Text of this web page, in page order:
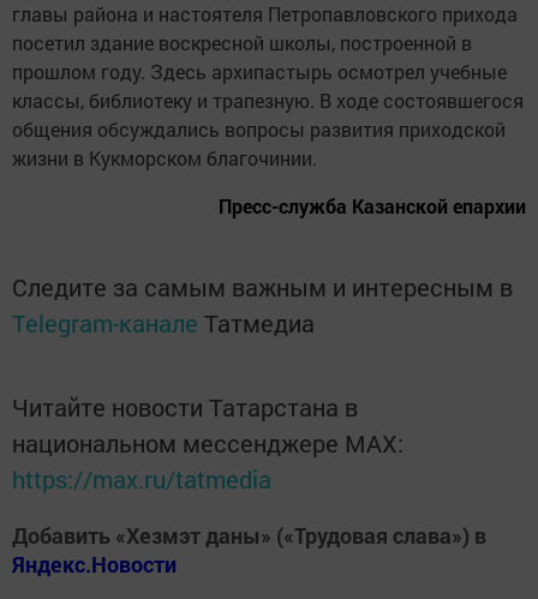
главы района и настоятеля Петропавловского прихода
посетил здание воскресной школы, построенной в
прошлом году. Здесь архипастырь осмотрел учебные
классы, библиотеку и трапезную. В ходе состоявшегося
общения обсуждались вопросы развития приходской
жизни в Кукморском благочинии.
Пресс-служба Казанской епархии
Следите за самым важным и интересным в
Telegram-канале Татмедиа
Читайте новости Татарстана в
национальном мессенджере MАХ:
https://max.ru/tatmedia
Добавить «Хезмэт даны» («Трудовая слава») в
Яндекс.Новости